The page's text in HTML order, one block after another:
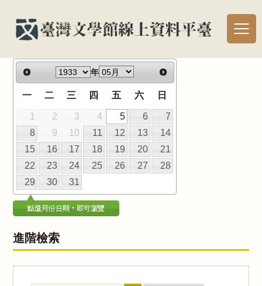
年
一 二 三 四 五 六 日
1 2 3 4 5 6
7
8
9 10 11 12 13
14
15
16 17 18 19 20
21
22
23 24 25 26 27
28
29
30 31
進階檢索